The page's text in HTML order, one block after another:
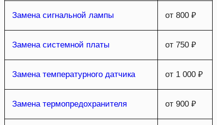
Замена сигнальной лампы от 800 ₽
Замена системной платы от 750 ₽
Замена температурного датчика от 1 000 ₽
Замена термопредохранителя от 900 ₽